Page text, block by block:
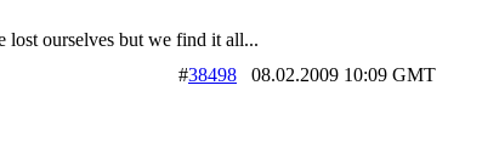
lost ourselves but we find it all...
#38498 08.02.2009 10:09 GMT